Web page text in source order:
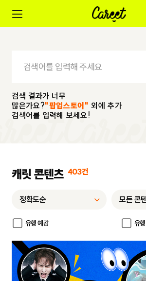
검색 결과가 너무
많은가요?"팝업스토어" 외에 추가
검색어를 입력해 보세요!
캐릿 콘텐츠 403건
유행 예감 유